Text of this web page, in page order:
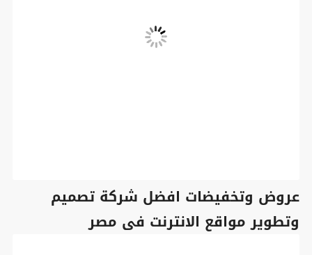
عروض وتخفيضات افضل شركة تصميم
وتطوير مواقع الانترنت فى مصر